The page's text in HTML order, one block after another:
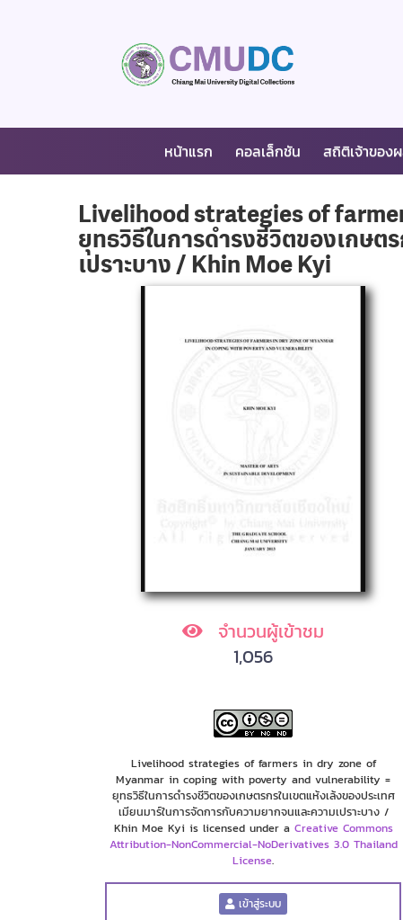
หน้าแรก คอลเล็กชัน สถิติเจ้าของ
Livelihood strategies of
ยุทธวิธีในการดำรงชีวิตของเกษต
เปราะบาง / Khin Moe Kyi
จำนวนผู้เข้าชม
1,056
Livelihood strategies of farmers in dry zone of
Myanmar in coping with poverty and vulnerability =
ยุทธวิธีในการดำรงชีวิตของเกษตรกรในเขตแห้งเล้งของประเทศ
เมียนมาร์ในการจัดการกับความยากจนและความเปราะบาง /
Khin Moe Kyi is licensed under a Creative Commons
Attribution-NonCommercial-NoDerivatives 3.0 Thailand
License.
เข้าสู่ระบบ